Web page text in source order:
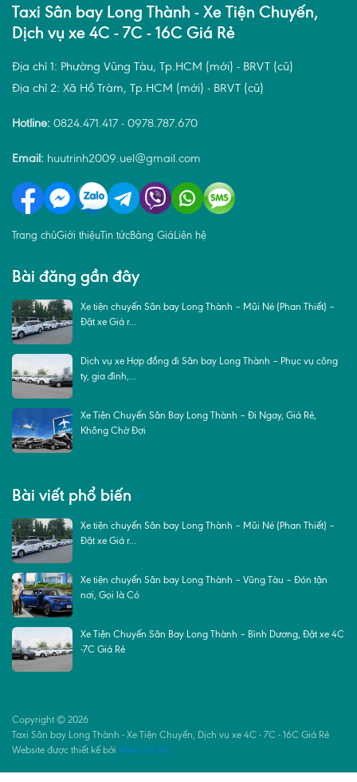
Taxi Sân bay Long Thành - Xe Tiện Chuyến,
Dịch vụ xe 4C - 7C - 16C Giá Rẻ
Địa chỉ 1: Phường Vũng Tàu, Tp.HCM (mới) - BRVT (cũ)
Địa chỉ 2: Xã Hồ Tràm, Tp.HCM (mới) - BRVT (cũ)
Hotline: 0824.471.417 - 0978.787.670
Email: huutrinh2009.uel@gmail.com
Trang chủGiới thiệuTin tứcBảng Giá Liên hệ
Bài đăng gần đây
Xe tiện chuyến Sân bay Long Thành – Mũi Né (Phan Thiết) –
Đặt xe Giá r...
Dịch vụ xe Hợp đồng đi Sân bay Long Thành – Phục vụ công
ty, gia đình,...
Xe Tiện Chuyến Sân Bay Long Thành – Đi Ngay, Giá Rẻ,
Không Chờ Đợi
Bài viết phổ biến
Xe tiện chuyến Sân bay Long Thành – Mũi Né (Phan Thiết) –
Đặt xe Giá r...
Xe tiện chuyến Sân bay Long Thành – Vũng Tàu – Đón tận
nơi, Gọi là Có
Xe Tiện Chuyến Sân Bay Long Thành – Bình Dương, Đặt xe 4C
-7C Giá Rẻ
Copyright © 2026
Taxi Sân bay Long Thành - Xe Tiện Chuyến, Dịch vụ xe 4C - 7C - 16C Giá Rẻ
Website được thiết kế bởi Web Giá Rẻ